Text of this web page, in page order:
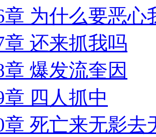
章 为什么要恶心
章 还来抓我吗
章 爆发流奎因
章 四人抓中
章 死亡来无影去